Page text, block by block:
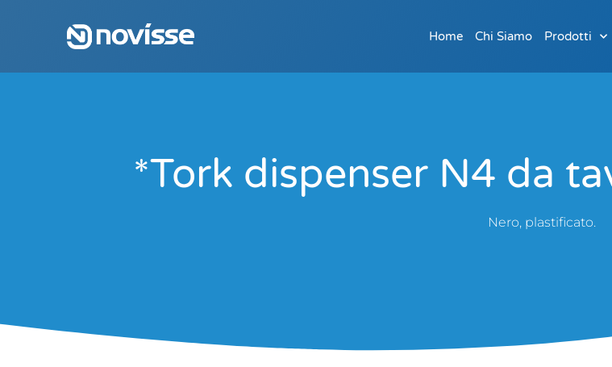
Home Chi Siamo Prodotti
*Tork dispenser N4 da
Nero, plastificato.